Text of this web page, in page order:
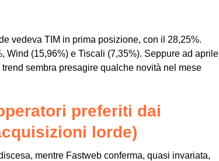
vedeva TIM in prima posizione, con il 28,25%.
Wind (15,96%) e Tiscali (7,35%). Seppure ad aprile
sembra presagire qualche novità nel mese
preferiti dai
lorde)
mentre Fastweb conferma, quasi invariata,